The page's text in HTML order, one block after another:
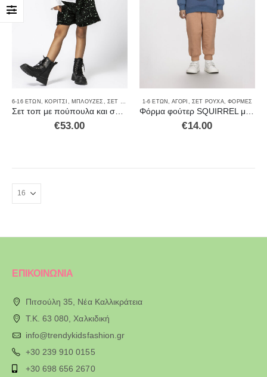
6-16 ΕΤΏΝ ΚΟΡΊΤΣΙ ΜΠΛΟΎΖΕΣ ,ΣΕΤ ΜΕ ΣΟΡΤΣΑΚΙ ,ΣΕΤ ΡΟΎΧΑ ,ΣΟΡΤΣ
€53.00
1-6 ΕΤΏΝ ΑΓΌΡΙ ΣΕΤ ΡΟΎΧΑ,ΦΌΡΜΕΣ
€14.00
ΕΠΙΚΟΙΝΩΝΙΑ
Πιτσούλη 35, Νέα Καλλικράτεια
T.K. 63 080, Χαλκιδική
info@trendykidsfashion.gr
+30 239 910 0155
+30 698 656 2670